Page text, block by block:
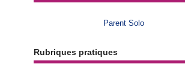
Parent Solo
Rubriques pratiques